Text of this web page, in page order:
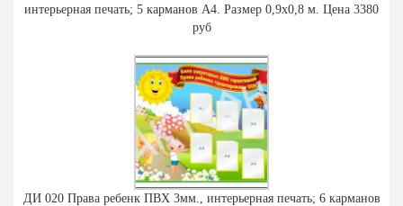
интерьерная печать; 5 карманов А4. Размер 0,9х0,8 м. Цена 3380
руб
ДИ 020 Права ребенк ПВХ 3мм., интерьерная печать; 6 карманов